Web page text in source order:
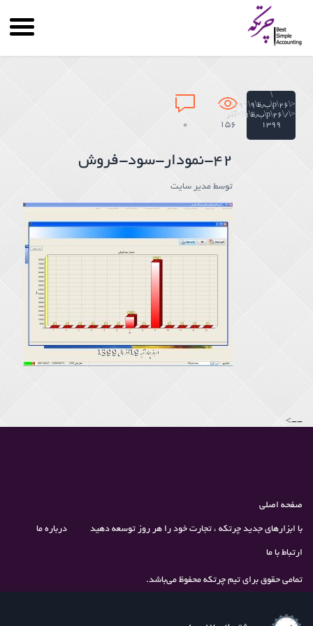
\
<\۲۶\p\ب٫ظ\۹\>۱۹\
<\/\۲۶\p\ب٫ظ\۹\>آذر
۱۳۹۹
156 ۰
۴۲-نمودار-سود-فروش
توسط مدیر سایت
-->
صفحه اصلی
با ابزارهای جدید چرتکه ، تجارت خود را هر روز توسعه دهید درباره ما
ارتباط با ما
تمامی حقوق برای تیم چرتکه محفوظ می‌باشد.